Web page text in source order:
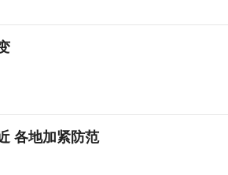
各地加紧防范